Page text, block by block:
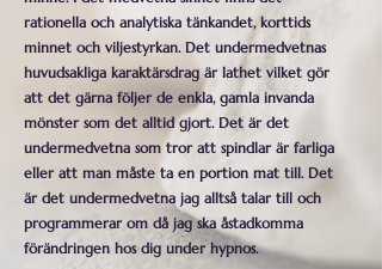
rationella och analytiska tänkandet, korttids
minnet och viljestyrkan. Det undermedvetnas
huvudsakliga karaktärsdrag är lathet vilket gör
att det gärna följer de enkla, gamla invanda
mönster som det alltid gjort. Det är det
undermedvetna som tror att spindlar är farliga
eller att man måste ta en portion mat till. Det
är det undermedvetna jag alltså talar till och
programmerar om då jag ska åstadkomma
förändringen hos dig under hypnos.